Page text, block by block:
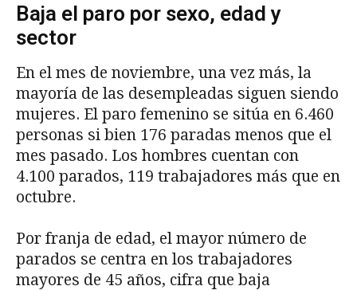
Baja el paro por sexo, edad y
sector
En el mes de noviembre, una vez más, la
mayoría de las desempleadas siguen siendo
mujeres. El paro femenino se sitúa en 6.460
personas si bien 176 paradas menos que el
mes pasado. Los hombres cuentan con
4.100 parados, 119 trabajadores más que en
octubre.
Por franja de edad, el mayor número de
parados se centra en los trabajadores
mayores de 45 años, cifra que baja